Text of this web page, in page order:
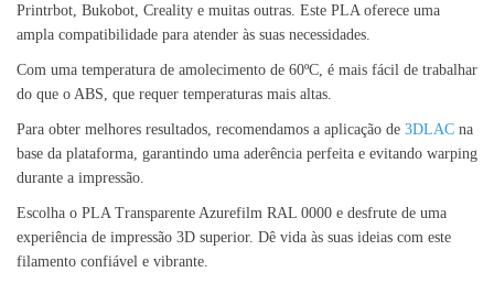
Printrbot, Bukobot, Creality e muitas outras. Este PLA oferece uma
ampla compatibilidade para atender às suas necessidades.
Com uma temperatura de amolecimento de 60ºC, é mais fácil de trabalhar
do que o ABS, que requer temperaturas mais altas.
Para obter melhores resultados, recomendamos a aplicação de 3DLAC na
base da plataforma, garantindo uma aderência perfeita e evitando warping
durante a impressão.
Escolha o PLA Transparente Azurefilm RAL 0000 e desfrute de uma
experiência de impressão 3D superior. Dê vida às suas ideias com este
filamento confiável e vibrante.